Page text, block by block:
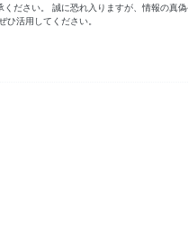
ださい。 誠に恐れ入りますが、情報の真
活用してください。